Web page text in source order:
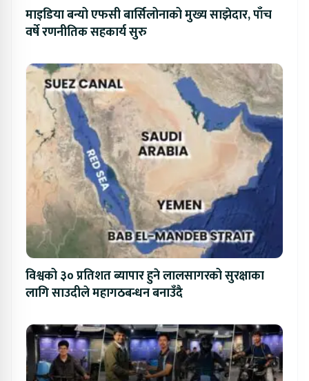
माइडिया बन्यो एफसी बार्सिलोनाको मुख्य साझेदार, पाँच
वर्षे रणनीतिक सहकार्य सुरु
विश्वको ३० प्रतिशत ब्यापार हुने लालसागरको सुरक्षाका
लागि साउदीले महागठबन्धन बनाउँदै